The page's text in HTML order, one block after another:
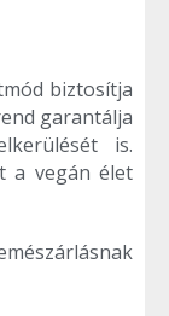
biztosítja
garantálja
is.
a vegán élet